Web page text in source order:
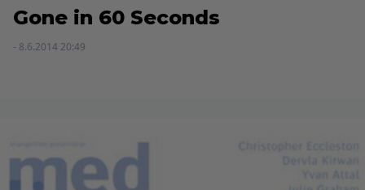
Gone in 60 Seconds
- 8.6.2014 20:49